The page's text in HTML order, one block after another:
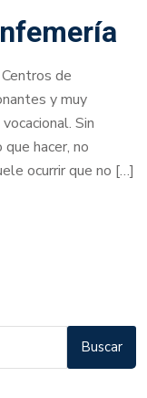
de
y muy
Sin
hacer, no
ocurrir que no […]
Buscar